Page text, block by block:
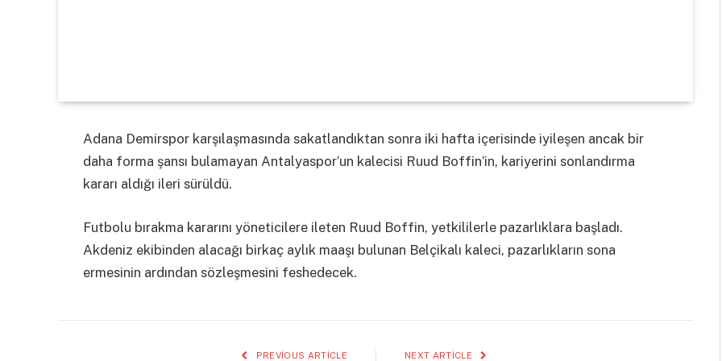
Adana Demirspor karşılaşmasında sakatlandıktan sonra iki hafta içerisinde iyileşen ancak bir
daha forma şansı bulamayan Antalyaspor’un kalecisi Ruud Boffin’in, kariyerini sonlandırma
kararı aldığı ileri sürüldü.
Futbolu bırakma kararını yöneticilere ileten Ruud Boffin, yetkililerle pazarlıklara başladı.
Akdeniz ekibinden alacağı birkaç aylık maaşı bulunan Belçikalı kaleci, pazarlıkların sona
ermesinin ardından sözleşmesini feshedecek.
PREVIOUS ARTICLE NEXT ARTICLE